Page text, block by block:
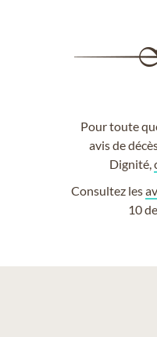
Pour toute
avis de
Dignité,
Consultez les
10